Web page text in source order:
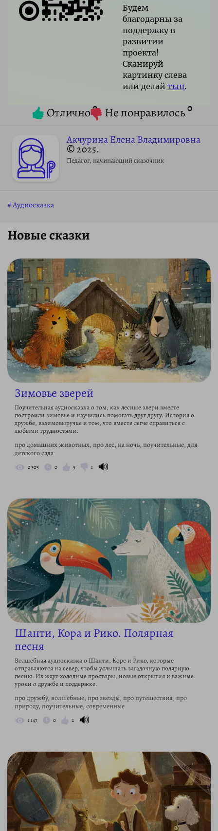
Будем
благодарны за
поддержку в
развитии
проекта!
Сканируй
картинку слева
или делай тыц.
Отлично0 Не понравилось0
Акчурина Елена Владимировна
© 2025.
Педагог, начинающий сказочник
Аудиосказка
Новые сказки
Зимовье зверей
Поучительная аудиосказка о том, как лесные звери вместе
построили зимовье и научились помогать друг другу. История о
дружбе, взаимовыручке и том, что вместе легче справиться с
любыми трудностями.
про домашних животных, про лес, на ночь, поучительные, для
детского сада
2 305 0 5 1 🔊
Шанти, Кора и Рико. Полярная
песня
Волшебная аудиосказка о Шанти, Коре и Рико, которые
отправляются на север, чтобы услышать загадочную полярную
песню. Их ждут холодные просторы, новые открытия и важные
уроки о дружбе и поддержке.
про дружбу, волшебные, про звезды, про путешествия, про
природу, поучительные, современные
1 147 0 2 🔊